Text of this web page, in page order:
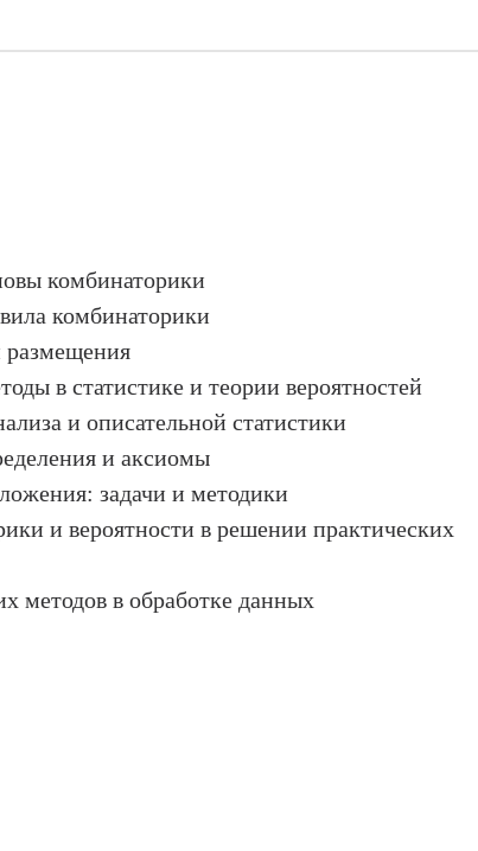
комбинаторики
комбинаторики
размещения
в статистике и теории вероятностей
и описательной статистики
и аксиомы
задачи и методики
и вероятности в решении практических
методов в обработке данных